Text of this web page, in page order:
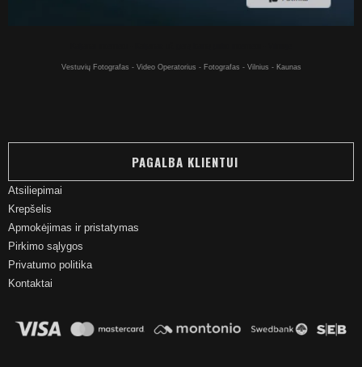
Vestuvių Fotografas - Video Operatorius - Fotografas - Vilnius - Kaunas
PAGALBA KLIENTUI
Atsiliepimai
Krepšelis
Apmokėjimas ir pristatymas
Pirkimo sąlygos
Privatumo politika
Kontaktai